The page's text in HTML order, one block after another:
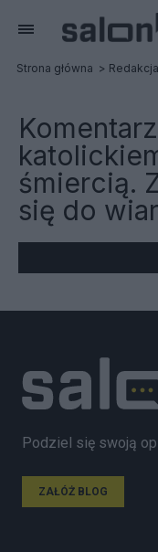
Strona główna Redakcja
śmiercią.
się do
Podziel się swoją
ZAŁÓŻ BLOG